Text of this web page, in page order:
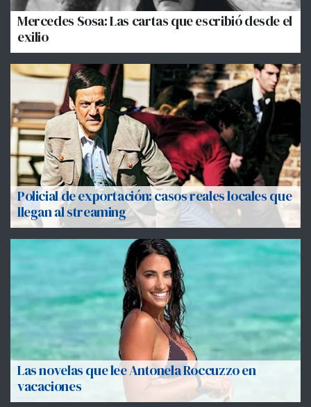
Policial de exportación: casos reales locales que
llegan al streaming
Mercedes Sosa: Las cartas que escribió desde el
exilio
Las novelas que lee Antonela Roccuzzo en
vacaciones